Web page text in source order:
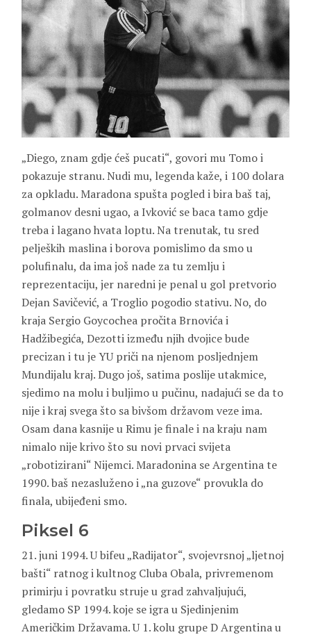
„Diego, znam gdje ćeš pucati“, govori mu Tomo i
pokazuje stranu. Nudi mu, legenda kaže, i 100 dolara
za opkladu. Maradona spušta pogled i bira baš taj,
golmanov desni ugao, a Ivković se baca tamo gdje
treba i lagano hvata loptu. Na trenutak, tu sred
peljeških maslina i borova pomislimo da smo u
polufinalu, da ima još nade za tu zemlju i
reprezentaciju, jer naredni je penal u gol pretvorio
Dejan Savičević, a Troglio pogodio stativu. No, do
kraja Sergio Goycochea pročita Brnovića i
Hadžibegića, Dezotti između njih dvojice bude
precizan i tu je YU priči na njenom posljednjem
Mundijalu kraj. Dugo još, satima poslije utakmice,
sjedimo na molu i buljimo u pučinu, nadajući se da to
nije i kraj svega što sa bivšom državom veze ima.
Osam dana kasnije u Rimu je finale i na kraju nam
nimalo nije krivo što su novi prvaci svijeta
„robotizirani“ Nijemci. Maradonina se Argentina te
1990. baš nezasluženo i „na guzove“ provukla do
finala, ubijeđeni smo.
Piksel 6
21. juni 1994. U bifeu „Radijator“, svojevrsnoj „ljetnoj
bašti“ ratnog i kultnog Cluba Obala, privremenom
primirju i povratku struje u grad zahvaljujući,
gledamo SP 1994. koje se igra u Sjedinjenim
Američkim Državama. U 1. kolu grupe D Argentina u